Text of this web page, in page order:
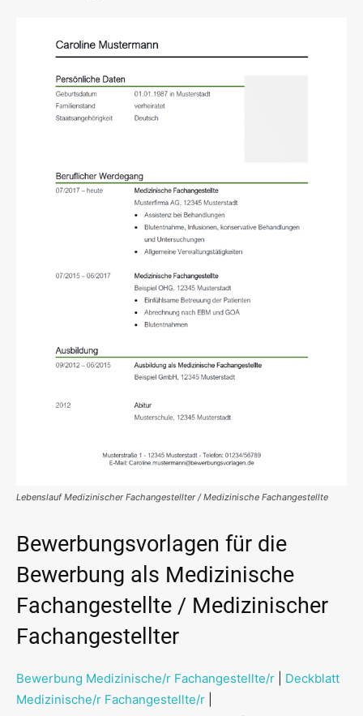
Lebenslauf Medizinischer Fachangestellter / Medizinische Fachangestellte
Bewerbungsvorlagen für die
Bewerbung als Medizinische
Fachangestellte / Medizinischer
Fachangestellter
Bewerbung Medizinische/r Fachangestellte/r
Deckblatt
Medizinische/r Fachangestellte/r